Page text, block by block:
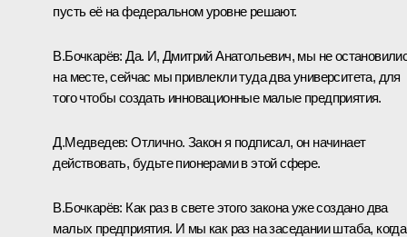
пусть её на федеральном уровне решают.
В.Бочкарёв: Да. И, Дмитрий Анатольевич, мы не
на месте, сейчас мы привлекли туда два университета, для
того чтобы создать инновационные малые предприятия.
Д.Медведев: Отлично. Закон я подписал, он начинает
действовать, будьте пионерами в этой сфере.
В.Бочкарёв: Как раз в свете этого закона уже создано два
малых предприятия. И мы как раз на заседании штаба, когда